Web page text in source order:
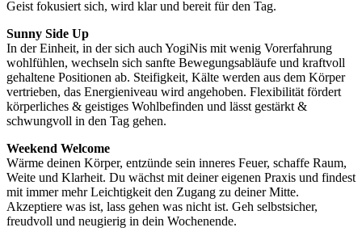
Geist fokusiert sich, wird klar und bereit für den Tag.
Sunny Side Up
In der Einheit, in der sich auch YogiNis mit wenig Vorerfahrung
wohlfühlen, wechseln sich sanfte Bewegungsabläufe und kraftvoll
gehaltene Positionen ab. Steifigkeit, Kälte werden aus dem Körper
vertrieben, das Energieniveau wird angehoben. Flexibilität fördert
körperliches & geistiges Wohlbefinden und lässt gestärkt &
schwungvoll in den Tag gehen.
Weekend Welcome
Wärme deinen Körper, entzünde sein inneres Feuer, schaffe Raum,
Weite und Klarheit. Du wächst mit deiner eigenen Praxis und findest
mit immer mehr Leichtigkeit den Zugang zu deiner Mitte.
Akzeptiere was ist, lass gehen was nicht ist. Geh selbstsicher,
freudvoll und neugierig in dein Wochenende.